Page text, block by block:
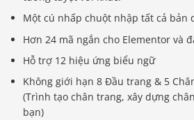
Một cú nhấp chuột nhập tất cả bản
Hơn 24 mã ngắn cho Elementor và
Hỗ trợ 12 hiệu ứng biểu ngữ
Không giới hạn 8 Đầu trang & 5
(Trình tạo chân trang, xây dựng
bạn)